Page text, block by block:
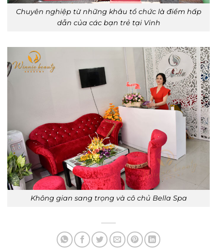
Chuyên nghiệp từ những khâu tổ chức là điểm hấp
dẫn của các bạn trẻ tại Vinh
Không gian sang trọng và cô chủ Bella Spa